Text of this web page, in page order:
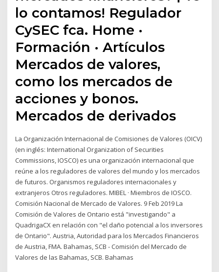
lo contamos! Regulador
CySEC fca. Home ·
Formación · Artículos
Mercados de valores,
como los mercados de
acciones y bonos.
Mercados de derivados
La Organización Internacional de Comisiones de Valores (OICV)
(en inglés: International Organization of Securities
Commissions, IOSCO) es una organización internacional que
reúne a los reguladores de valores del mundo y los mercados
de futuros. Organismos reguladores internacionales y
extranjeros Otros reguladores. MIBEL · Miembros de IOSCO.
Comisión Nacional de Mercado de Valores. 9 Feb 2019 La
Comisión de Valores de Ontario está "investigando" a
QuadrigaCX en relación con "el daño potencial a los inversores
de Ontario". Austria, Autoridad para los Mercados Financieros
de Austria, FMA. Bahamas, SCB - Comisión del Mercado de
Valores de las Bahamas, SCB. Bahamas